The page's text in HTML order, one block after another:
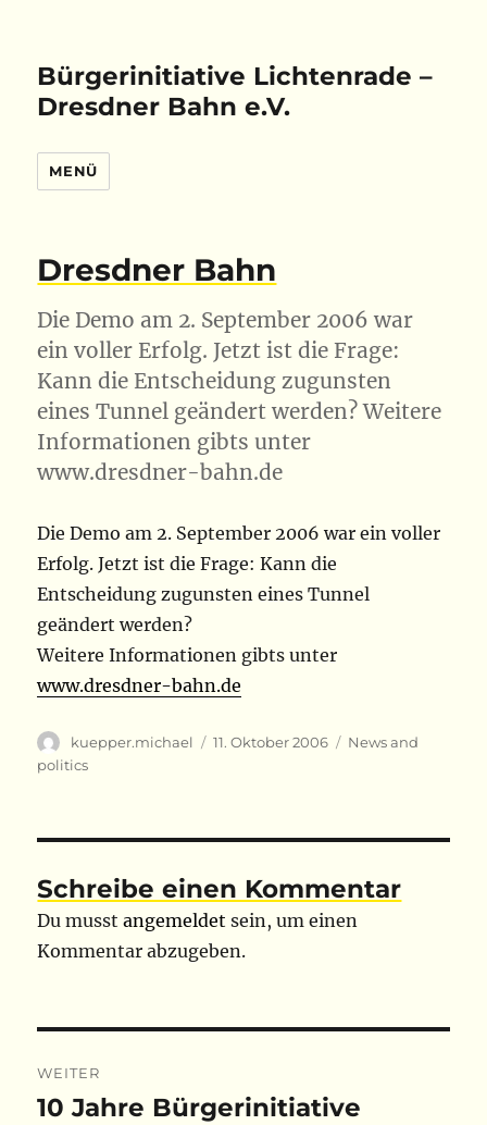
Bürgerinitiative Lichtenrade –
Dresdner Bahn e.V.
MENÜ
Dresdner Bahn
Die Demo am 2. September 2006 war
ein voller Erfolg. Jetzt ist die Frage:
Kann die Entscheidung zugunsten
eines Tunnel geändert werden? Weitere
Informationen gibts unter
www.dresdner-bahn.de
Die Demo am 2. September 2006 war ein voller
Erfolg. Jetzt ist die Frage: Kann die
Entscheidung zugunsten eines Tunnel
geändert werden?
Weitere Informationen gibts unter
www.dresdner-bahn.de
Autor
kuepper.michael
Veröffentlicht
11. Oktober 2006 Kategorien
News and
politics
Schreibe einen Kommentar
Du musstangemeldet sein, um einen
Kommentar abzugeben.
WEITER
Nächster
10 Jahre Bürgerinitiative